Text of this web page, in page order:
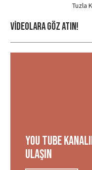
Tuzla
Videolara Göz ATIN!
You tube
ulaşın